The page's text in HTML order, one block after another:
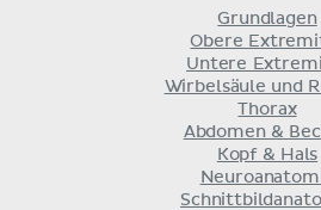
Grundlagen
Obere
Untere
Wirbelsäule und
Thorax
Abdomen &
Kopf & Hals